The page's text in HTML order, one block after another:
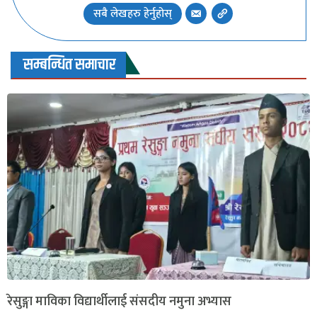
सबै लेखहरु हेर्नुहोस्
सम्बन्धित समाचार
रेसुङ्गा माविका विद्यार्थीलाई संसदीय नमुना अभ्यास